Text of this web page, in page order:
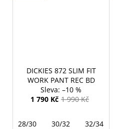
DICKIES 872 SLIM FIT
WORK PANT REC BD
–10 %
1 790 Kč 1 990 Kč
28/30 30/32 32/34